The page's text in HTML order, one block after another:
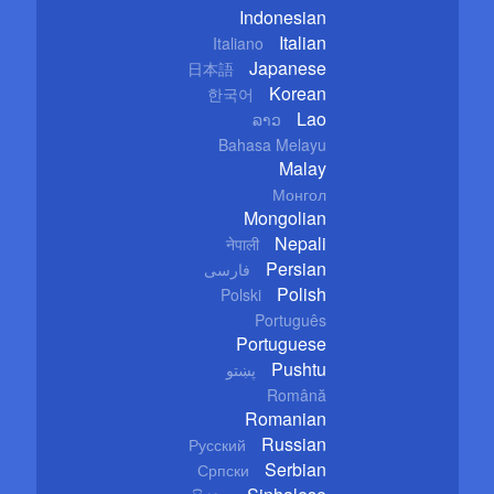
Indonesian
Italiano Italian
日本語 Japanese
한국어 Korean
ລາວ Lao
Bahasa Melayu
Malay
Монгол
Mongolian
नेपाली Nepali
فارسی Persian
Polski Polish
Português
Portuguese
پښتو Pushtu
Română
Romanian
Русский Russian
Српски Serbian